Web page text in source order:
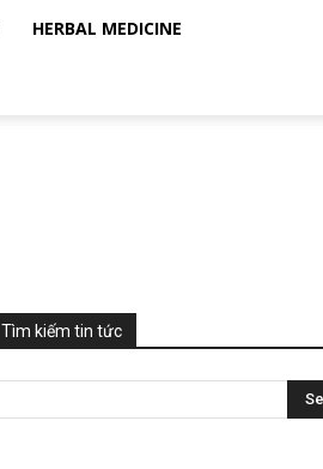
HERBAL MEDICINE
Tìm kiếm tin tức